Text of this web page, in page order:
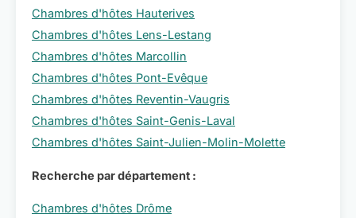
Chambres d'hôtes Hauterives
Chambres d'hôtes Lens-Lestang
Chambres d'hôtes Marcollin
Chambres d'hôtes Pont-Evêque
Chambres d'hôtes Reventin-Vaugris
Chambres d'hôtes Saint-Genis-Laval
Chambres d'hôtes Saint-Julien-Molin-Molette
Recherche par département :
Chambres d'hôtes Drôme